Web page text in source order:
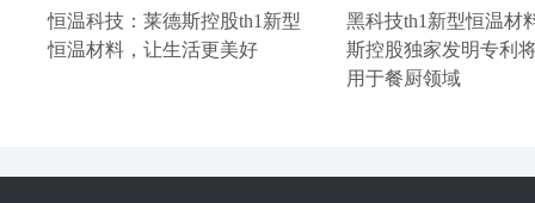
恒温科技：莱德斯控股th1新型
恒温材料，让生活更美好
黑科技th1新型恒温材
斯控股独家发明专利
用于餐厨领域